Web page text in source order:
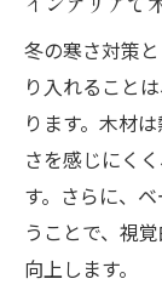
冬の寒さ対策
り入れること
ります。木材
さを感じにく
す。さらに、
うことで、視
向上します。